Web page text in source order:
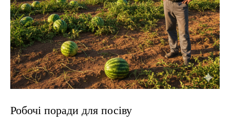
Робочі поради для посіву